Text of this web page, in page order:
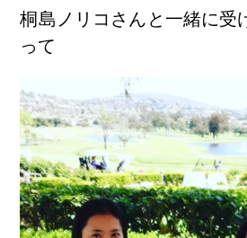
桐島ノリコさんと一緒に受
って